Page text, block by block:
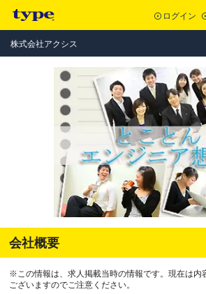
ログイン
株式会社アクシス
会社概要
※この情報は、求人掲載当時の情報です。現在は内
ございますのでご注意ください。